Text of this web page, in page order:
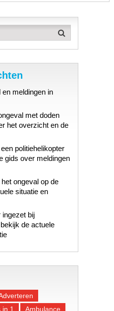
meldingen in
met doden
het overzicht en de
politiehelikopter
gids over meldingen
ongeval op de
situatie en
ingezet bij
de actuele
in 1 Ambulance